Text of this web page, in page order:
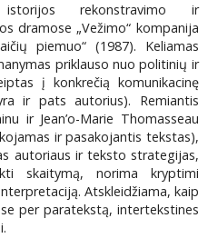
rekonstravimo ir
dramose „Vežimo“ kompanija
piemuo“ (1987). Keliamas
priklauso nuo politinių ir
į konkrečią komunikacinę
ir pats autorius). Remiantis
ir Jean’o-Marie Thomasseau
ir pasakojantis tekstas),
autoriaus ir teksto strategijas,
skaitymą, norima kryptimi
Atskleidžiama, kaip
per paratekstą, intertekstines